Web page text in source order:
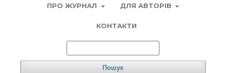
ПРО ЖУРНАЛ ДЛЯ АВТОРІВ
КОНТАКТИ
Пошук